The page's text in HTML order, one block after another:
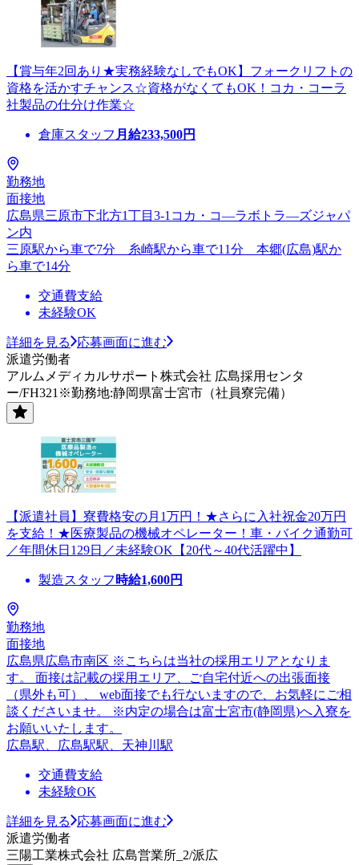
【賞与年2回あり★実務経験なしでもOK】フォークリフトの
資格を活かすチャンス☆資格がなくてもOK！コカ・コーラ
社製品の仕分け作業☆
倉庫スタッフ 月給233,500円
勤務地
面接地
広島県三原市下北方1丁目3-1コカ・コ―ラボトラ―ズジャパ
ン内
三原駅から車で7分 糸崎駅から車で11分 本郷(広島)駅か
ら車で14分
交通費支給
未経験OK
詳細を見る
応募画面に進む
派遣労働者
アルムメディカルサポート株式会社 広島採用センタ
ー/FH321※勤務地:静岡県富士宮市（社員寮完備）
【派遣社員】寮費格安の月1万円！★さらに入社祝金20万円
を支給！★医療製品の機械オペレーター！車・バイク通勤可
／年間休日129日／未経験OK【20代～40代活躍中】
製造スタッフ 時給1,600円
勤務地
面接地
広島県広島市南区 ※こちらは当社の採用エリアとなりま
す。 面接は記載の採用エリア、ご自宅付近への出張面接
（県外も可）、 web面接でも行ないますので、お気軽にご相
談くださいませ。 ※内定の場合は富士宮市(静岡県)へ入寮を
お願いいたします。
広島駅、広島駅駅、天神川駅
交通費支給
未経験OK
詳細を見る
応募画面に進む
派遣労働者
三陽工業株式会社 広島営業所_2/派広